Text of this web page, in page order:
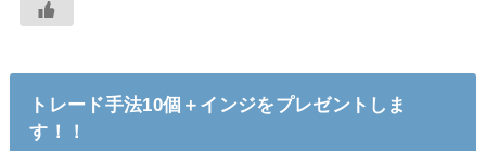
トレード手法10個＋インジをプレゼントしま
す！！